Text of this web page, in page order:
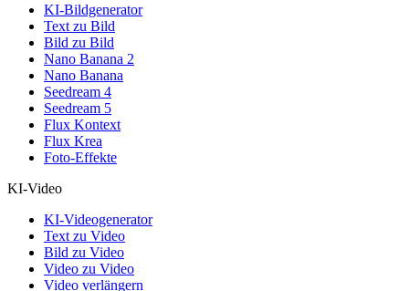
KI-Bildgenerator
Text zu Bild
Bild zu Bild
Nano Banana 2
Nano Banana
Seedream 4
Seedream 5
Flux Kontext
Flux Krea
Foto-Effekte
KI-Video
KI-Videogenerator
Text zu Video
Bild zu Video
Video zu Video
Video verlängern